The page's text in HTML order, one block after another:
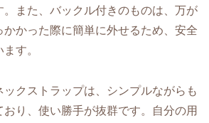
。また、バックル付きのものは、万が
かった際に簡単に外せるため、安全
す。
ックストラップは、シンプルながらも
り、使い勝手が抜群です。自分の用